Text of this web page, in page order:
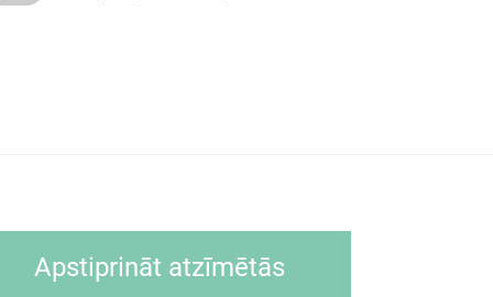
tīmekļa pārlūkprogramma (piemēram, Internet,
Apstiprināt atzīmētās